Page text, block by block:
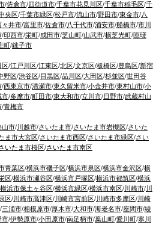
/佐倉市/四街道市/千葉市花見川区/千葉市稲毛区/千
央区/千葉市緑区/松戸市/流山市/野田市/東金市/八
々井市/富里市/佐倉市/八千代市/浦安市/船橋市/市川
/印西市/栄町/成田市/芝山町/山武市/横芝光町/匝瑳
町/銚子市
区/江戸川区/江東区/北区/文京区/板橋区/豊島区/新宿
野区/渋谷区/目黒区/品川区/大田区/杉並区/世田谷
/西東京市/清瀬市/東久留米市/小金井市/東村山市/小
市/多摩市/町田市/東大和市/立川市/日野市/武蔵村山
/青梅市
山市/川越市/さいたま市/さいたま市岩槻区/さいた
ま市大宮区/さいたま市西区/さいたま市緑区/さい
いたま市桜区/さいたま市南区
青葉区/横浜市磯子区/横浜市泉区/横浜市金沢区/横
区/横浜市瀬谷区/横浜市戸塚区/横浜市都筑区/横浜
横浜市保土ヶ谷区/横浜市緑区/横浜市南区/川崎市/川
区/川崎市高津区/川崎市宮前区/川崎市多摩区/川崎
/三浦市/相模原市/厚木市/大和市/海老名市/座間市/綾
市/伊勢原市/小田原市/南足柄市/葉山町/愛川町/寒川